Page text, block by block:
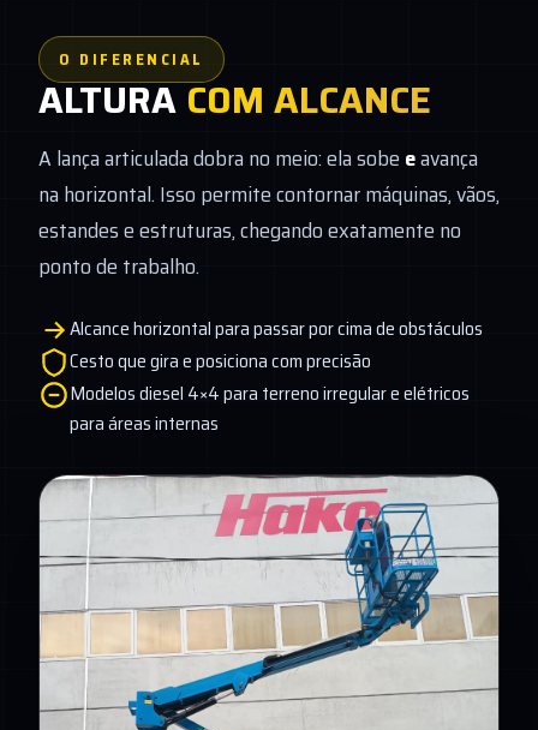
O DIFERENCIAL
ALTURACOM ALCANCE
A lança articulada dobra no meio: ela sobe eavança
na horizontal. Isso permite contornar máquinas, vãos,
estandes e estruturas, chegando exatamente no
ponto de trabalho.
Alcance horizontal para passar por cima de obstáculos
Cesto que gira e posiciona com precisão
Modelos diesel 4×4 para terreno irregular e elétricos
para áreas internas